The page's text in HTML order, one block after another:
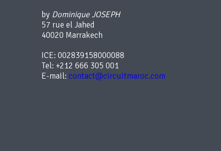
by Dominique JOSEPH
57 rue el Jahed
40020 Marrakech
ICE: 002839158000088
Tel: +212 666 305 001
E-mail: contact@circuitmaroc.com